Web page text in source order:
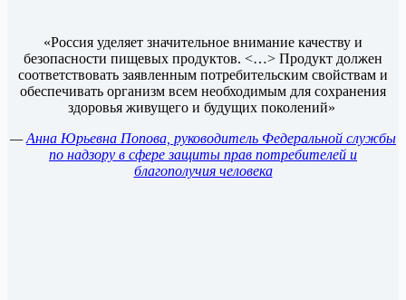
«Россия уделяет значительное внимание качеству и
безопасности пищевых продуктов. <…> Продукт должен
соответствовать заявленным потребительским свойствам и
обеспечивать организм всем необходимым для сохранения
здоровья живущего и будущих поколений»
—Анна Юрьевна Попова, руководитель Федеральной службы
по надзору в сфере защиты прав потребителей и
благополучия человека